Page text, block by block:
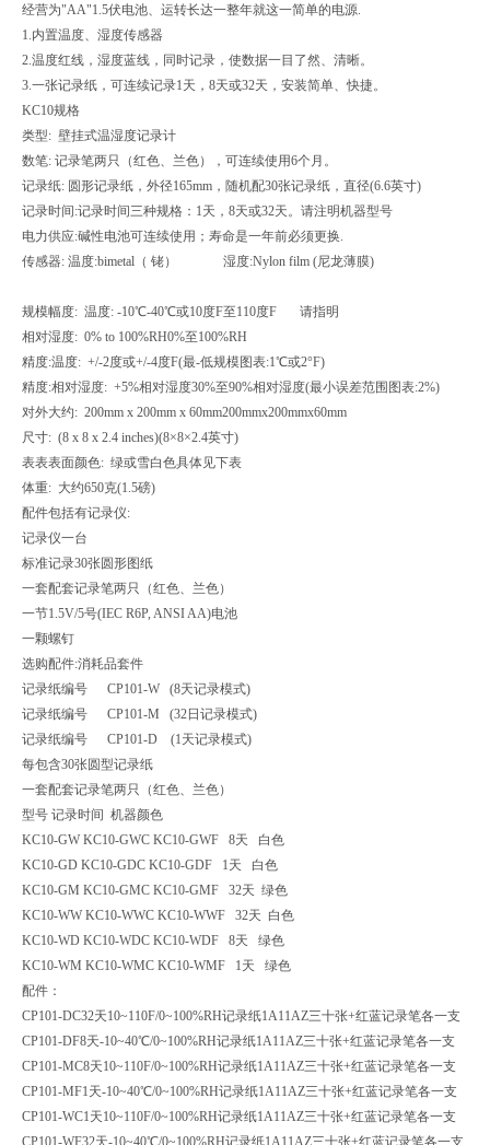
经营为"AA"1.5伏电池、运转长达一整年就这一简单的电源.
1.内置温度、湿度传感器
2.温度红线，湿度蓝线，同时记录，使数据一目了然、清晰。
3.一张记录纸，可连续记录1天，8天或32天，安装简单、快捷。
KC10规格
类型: 壁挂式温湿度记录计
数笔: 记录笔两只（红色、兰色），可连续使用6个月。
记录纸: 圆形记录纸，外径165mm，随机配30张记录纸，直径(6.6英寸)
记录时间:记录时间三种规格：1天，8天或32天。请注明机器型号
电力供应:碱性电池可连续使用；寿命是一年前必须更换.
传感器: 温度:bimetal（ 铑） 湿度:Nylon film (尼龙薄膜)
规模幅度: 温度: -10℃-40℃或10度F至110度F 请指明
相对湿度: 0% to 100%RH0%至100%RH
精度:温度: +/-2度或+/-4度F(最-低规模图表:1℃或2°F)
精度:相对湿度: +5%相对湿度30%至90%相对湿度(最小误差范围图表:2%)
对外大约: 200mm x 200mm x 60mm200mmx200mmx60mm
尺寸: (8 x 8 x 2.4 inches)(8×8×2.4英寸)
表表表面颜色: 绿或雪白色具体见下表
体重: 大约650克(1.5磅)
配件包括有记录仪:
记录仪一台
标准记录30张圆形图纸
一套配套记录笔两只（红色、兰色）
一节1.5V/5号(IEC R6P, ANSI AA)电池
一颗螺钉
选购配件:消耗品套件
记录纸编号 CP101-W (8天记录模式)
记录纸编号 CP101-M (32日记录模式)
记录纸编号 CP101-D (1天记录模式)
每包含30张圆型记录纸
一套配套记录笔两只（红色、兰色）
型号 记录时间 机器颜色
KC10-GW KC10-GWC KC10-GWF 8天 白色
KC10-GD KC10-GDC KC10-GDF 1天 白色
KC10-GM KC10-GMC KC10-GMF 32天 绿色
KC10-WW KC10-WWC KC10-WWF 32天 白色
KC10-WD KC10-WDC KC10-WDF 8天 绿色
KC10-WM KC10-WMC KC10-WMF 1天 绿色
配件：
CP101-DC32天10~110F/0~100%RH记录纸1A11AZ三十张+红蓝记录笔各一支
CP101-DF8天-10~40℃/0~100%RH记录纸1A11AZ三十张+红蓝记录笔各一支
CP101-MC8天10~110F/0~100%RH记录纸1A11AZ三十张+红蓝记录笔各一支
CP101-MF1天-10~40℃/0~100%RH记录纸1A11AZ三十张+红蓝记录笔各一支
CP101-WC1天10~110F/0~100%RH记录纸1A11AZ三十张+红蓝记录笔各一支
CP101-WF32天-10~40℃/0~100%RH记录纸1A11AZ三十张+红蓝记录笔各一支